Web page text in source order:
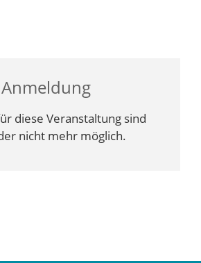
Anmeldung
diese Veranstaltung sind
nicht mehr möglich.